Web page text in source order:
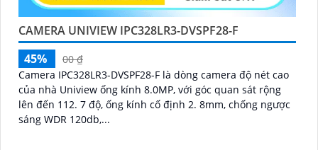
CAMERA UNIVIEW IPC328LR3-DVSPF28-F
45%
00 ₫
Camera IPC328LR3-DVSPF28-F là dòng camera độ nét cao
của nhà Uniview ống kính 8.0MP, với góc quan sát rộng
lên đến 112. 7 độ, ống kính cố định 2. 8mm, chống ngược
sáng WDR 120db,...